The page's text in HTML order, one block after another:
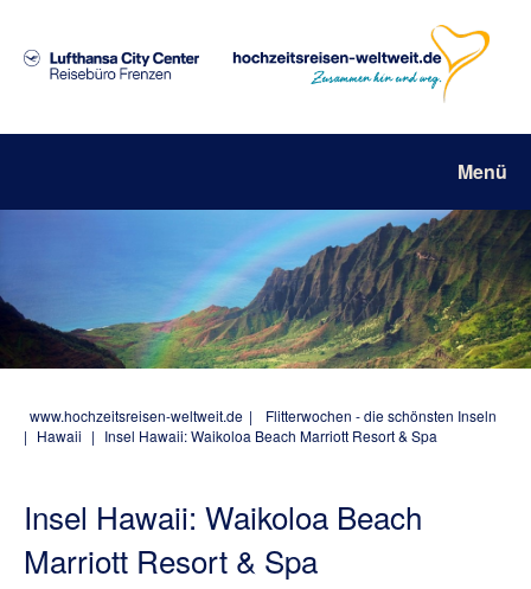
Menü
www.hochzeitsreisen-weltweit.de |
Flitterwochen - die schönsten Inseln
| Hawaii | Insel Hawaii: Waikoloa Beach Marriott Resort & Spa
Insel Hawaii: Waikoloa Beach
Marriott Resort & Spa